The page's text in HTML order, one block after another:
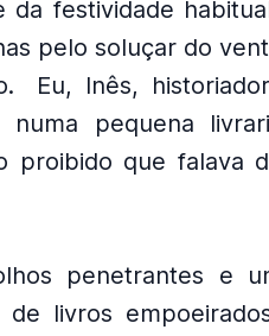
festividade
pelo soluçar do
Eu, Inês,
numa pequena
proibido que falava
penetrantes e
livros